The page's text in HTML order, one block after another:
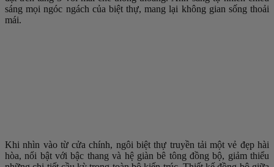
sáng mọi ngóc ngách của biệt thự, mang lại không gian sống thoải
mái.
Khi nhìn vào từ cửa chính, ngôi biệt thự truyền tải một vẻ đẹp hài
hòa, nổi bật với bậc thang và hệ giàn bê tông đồng bộ, giảm thiểu